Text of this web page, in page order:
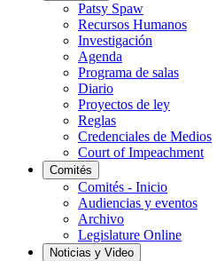
Patsy Spaw
Recursos Humanos
Investigación
Agenda
Programa de salas
Diario
Proyectos de ley
Reglas
Credenciales de Medios
Court of Impeachment
Comités
Comités - Inicio
Audiencias y eventos
Archivo
Legislature Online
Noticias y Video